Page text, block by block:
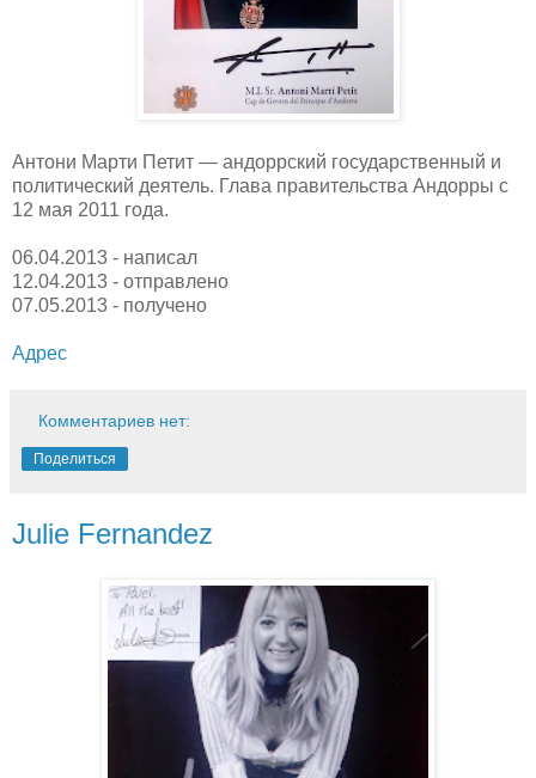
Антони Марти Петит — андоррский государственный и
политический деятель. Глава правительства Андорры с
12 мая 2011 года.
06.04.2013 - написал
12.04.2013 - отправлено
07.05.2013 - получено
Адрес
Комментариев нет:
Поделиться
Julie Fernandez